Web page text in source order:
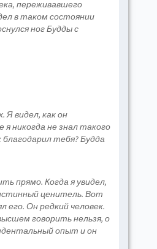
переживавшего
в таком состоянии
ног Будды с
видел, как он
я никогда не знал такого
тебя? Будда
прямо. Когда я увидел,
ценитель. Вот
его. Он редкий человек.
говорить нельзя, о
опыт и он